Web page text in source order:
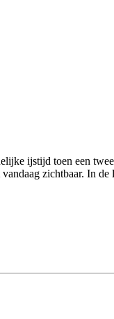
ijstijd toen een
zichtbaar. In de